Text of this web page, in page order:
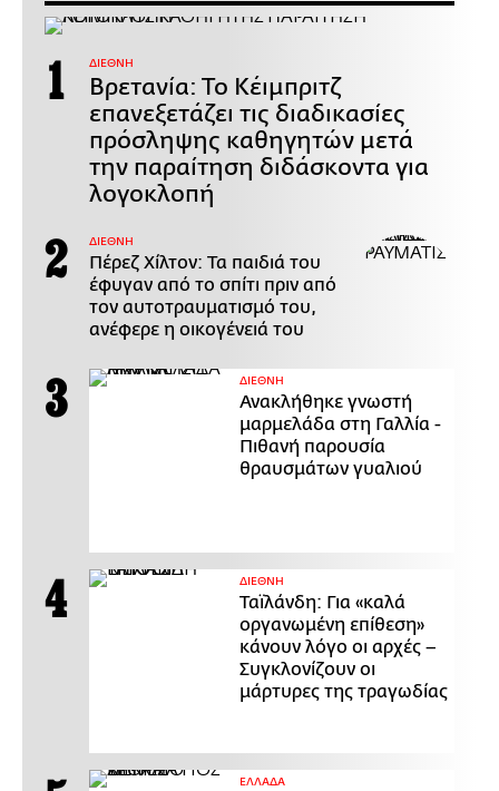
ΔΙΕΘΝΗ
Βρετανία: Το Κέιμπριτζ
επανεξετάζει τις διαδικασίες
πρόσληψης καθηγητών μετά
την παραίτηση διδάσκοντα για
λογοκλοπή
ΔΙΕΘΝΗ
Πέρεζ Χίλτον: Τα παιδιά του
έφυγαν από το σπίτι πριν από
τον αυτοτραυματισμό του,
ανέφερε η οικογένειά του
ΔΙΕΘΝΗ
Ανακλήθηκε γνωστή
μαρμελάδα στη Γαλλία -
Πιθανή παρουσία
θραυσμάτων γυαλιού
ΔΙΕΘΝΗ
Ταϊλάνδη: Για «καλά
οργανωμένη επίθεση»
κάνουν λόγο οι αρχές –
Συγκλονίζουν οι
μάρτυρες της τραγωδίας
ΕΛΛΑΔΑ